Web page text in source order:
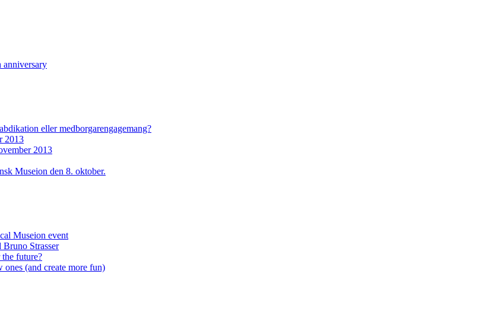
eller medborgarengagemang?
2013
2013
Museion den 8. oktober.
Museion event
Strasser
future?
(and create more fun)